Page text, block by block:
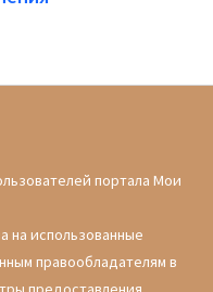
портала Мои
на использованные
правообладателям в